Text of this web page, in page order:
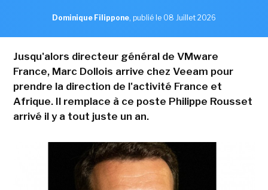
Dominique Filippone, publié le 08 Juillet 2026
Jusqu'alors directeur général de VMware
France, Marc Dollois arrive chez Veeam pour
prendre la direction de l'activité France et
Afrique. Il remplace à ce poste Philippe Rousset
arrivé il y a tout juste un an.